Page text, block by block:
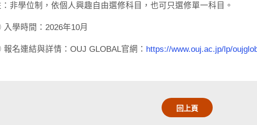
非學位制，依個人興趣自由選修科目，也可只選修單一科目。
學時間：2026年10月
名連結與詳情：OUJ GLOBAL官網： https://www.ouj.ac.jp/lp/
回上頁